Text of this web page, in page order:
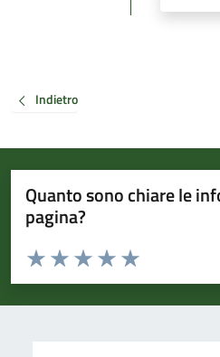
Indietro
Quanto sono chiare le
pagina?
Valuta da 1 a 5 stelle la pagina
Valuta 5 stelle
Valuta 4 stelle su 5
Valuta 3 stelle su 5
Valuta 2 stelle su 5
Valuta 1 stelle su 5